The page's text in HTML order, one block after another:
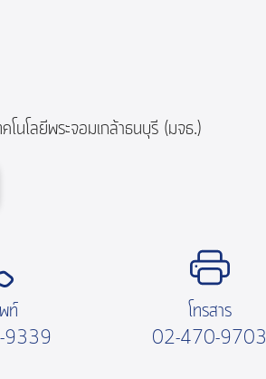
นโลยีพระจอมเกล้าธนบุรี (มจธ.)
ท์
9339
โทรสาร
02-470-9703